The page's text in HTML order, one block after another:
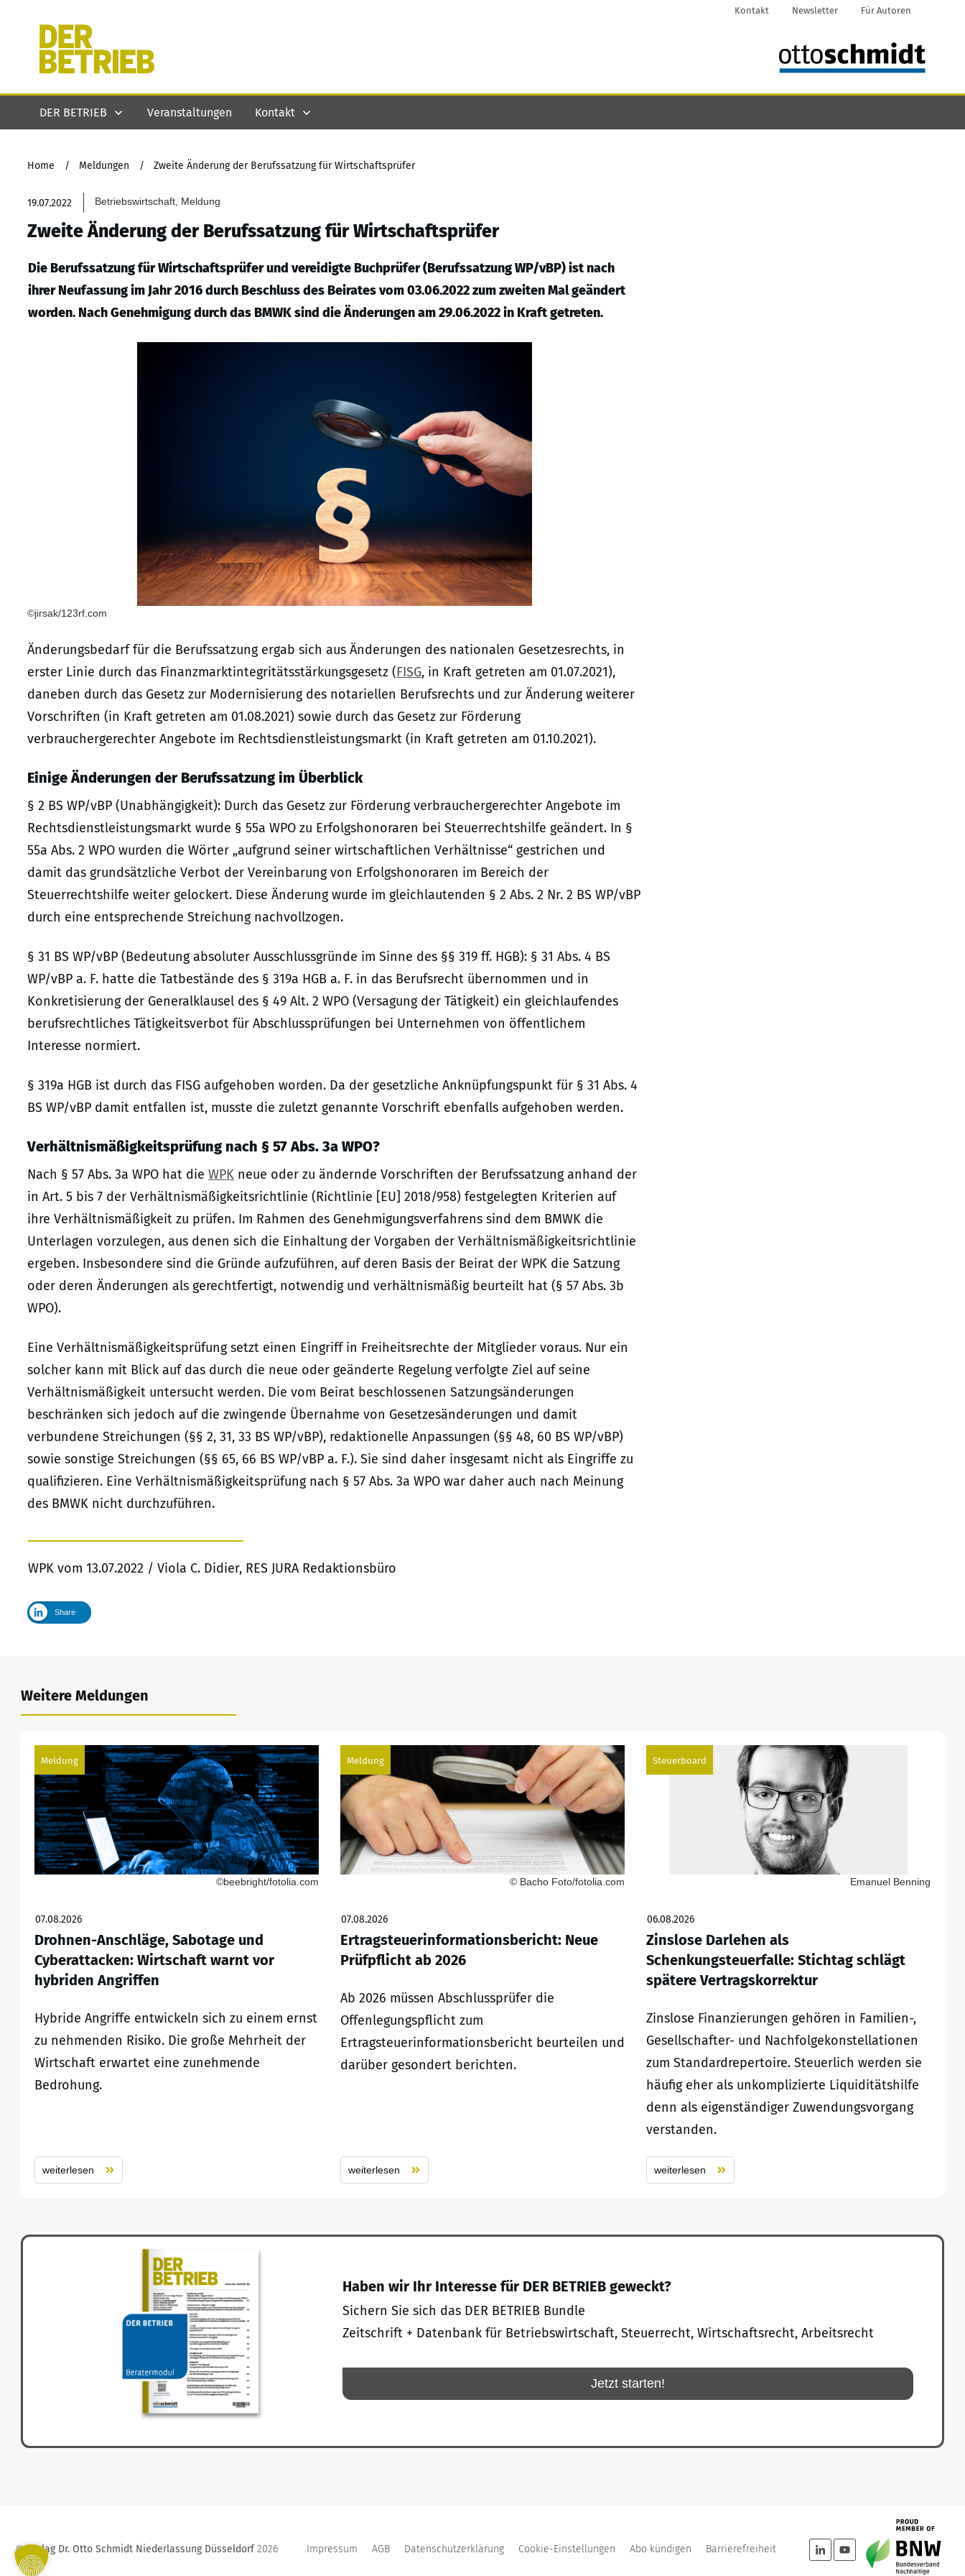
Kontakt Newsletter Für Autoren
DER BETRIEB Veranstaltungen Kontakt
Home / Meldungen / Zweite Änderung der Berufssatzung für Wirtschaftsprüfer
19.07.2022 Betriebswirtschaft, Meldung
Zweite Änderung der Berufssatzung für Wirtschaftsprüfer
Die Berufssatzung für Wirtschaftsprüfer und vereidigte Buchprüfer (Berufssatzung WP/vBP) ist nach
ihrer Neufassung im Jahr 2016 durch Beschluss des Beirates vom 03.06.2022 zum zweiten Mal geändert
worden. Nach Genehmigung durch das BMWK sind die Änderungen am 29.06.2022 in Kraft getreten.
©jirsak/123rf.com
Änderungsbedarf für die Berufssatzung ergab sich aus Änderungen des nationalen Gesetzesrechts, in
erster Linie durch das Finanzmarktintegritätsstärkungsgesetz (FISG, in Kraft getreten am 01.07.2021),
daneben durch das Gesetz zur Modernisierung des notariellen Berufsrechts und zur Änderung weiterer
Vorschriften (in Kraft getreten am 01.08.2021) sowie durch das Gesetz zur Förderung
verbrauchergerechter Angebote im Rechtsdienstleistungsmarkt (in Kraft getreten am 01.10.2021).
Einige Änderungen der Berufssatzung im Überblick
§ 2 BS WP/vBP (Unabhängigkeit): Durch das Gesetz zur Förderung verbrauchergerechter Angebote im
Rechtsdienstleistungsmarkt wurde § 55a WPO zu Erfolgshonoraren bei Steuerrechtshilfe geändert. In §
55a Abs. 2 WPO wurden die Wörter „aufgrund seiner wirtschaftlichen Verhältnisse“ gestrichen und
damit das grundsätzliche Verbot der Vereinbarung von Erfolgshonoraren im Bereich der
Steuerrechtshilfe weiter gelockert. Diese Änderung wurde im gleichlautenden § 2 Abs. 2 Nr. 2 BS WP/vBP
durch eine entsprechende Streichung nachvollzogen.
§ 31 BS WP/vBP (Bedeutung absoluter Ausschlussgründe im Sinne des §§ 319 ff. HGB): § 31 Abs. 4 BS
WP/vBP a. F. hatte die Tatbestände des § 319a HGB a. F. in das Berufsrecht übernommen und in
Konkretisierung der Generalklausel des § 49 Alt. 2 WPO (Versagung der Tätigkeit) ein gleichlaufendes
berufsrechtliches Tätigkeitsverbot für Abschlussprüfungen bei Unternehmen von öffentlichem
Interesse normiert.
§ 319a HGB ist durch das FISG aufgehoben worden. Da der gesetzliche Anknüpfungspunkt für § 31 Abs. 4
BS WP/vBP damit entfallen ist, musste die zuletzt genannte Vorschrift ebenfalls aufgehoben werden.
Verhältnismäßigkeitsprüfung nach § 57 Abs. 3a WPO?
Nach § 57 Abs. 3a WPO hat die WPK neue oder zu ändernde Vorschriften der Berufssatzung anhand der
in Art. 5 bis 7 der Verhältnismäßigkeitsrichtlinie (Richtlinie [EU] 2018/958) festgelegten Kriterien auf
ihre Verhältnismäßigkeit zu prüfen. Im Rahmen des Genehmigungsverfahrens sind dem BMWK die
Unterlagen vorzulegen, aus denen sich die Einhaltung der Vorgaben der Verhältnismäßigkeitsrichtlinie
ergeben. Insbesondere sind die Gründe aufzuführen, auf deren Basis der Beirat der WPK die Satzung
oder deren Änderungen als gerechtfertigt, notwendig und verhältnismäßig beurteilt hat (§ 57 Abs. 3b
WPO).
Eine Verhältnismäßigkeitsprüfung setzt einen Eingriff in Freiheitsrechte der Mitglieder voraus. Nur ein
solcher kann mit Blick auf das durch die neue oder geänderte Regelung verfolgte Ziel auf seine
Verhältnismäßigkeit untersucht werden. Die vom Beirat beschlossenen Satzungsänderungen
beschränken sich jedoch auf die zwingende Übernahme von Gesetzesänderungen und damit
verbundene Streichungen (§§ 2, 31, 33 BS WP/vBP), redaktionelle Anpassungen (§§ 48, 60 BS WP/vBP)
sowie sonstige Streichungen (§§ 65, 66 BS WP/vBP a. F.). Sie sind daher insgesamt nicht als Eingriffe zu
qualifizieren. Eine Verhältnismäßigkeitsprüfung nach § 57 Abs. 3a WPO war daher auch nach Meinung
des BMWK nicht durchzuführen.
WPK vom 13.07.2022 / Viola C. Didier, RES JURA Redaktionsbüro
Share
Weitere Meldungen
Meldung
©beebright/fotolia.com
07.08.2026
Drohnen-Anschläge, Sabotage und
Cyberattacken: Wirtschaft warnt vor
hybriden Angriffen
Hybride Angriffe entwickeln sich zu einem ernst
zu nehmenden Risiko. Die große Mehrheit der
Wirtschaft erwartet eine zunehmende
Bedrohung.
weiterlesen
Meldung
© Bacho Foto/fotolia.com
07.08.2026
Ertragsteuerinformationsbericht: Neue
Prüfpflicht ab 2026
Ab 2026 müssen Abschlussprüfer die
Offenlegungspflicht zum
Ertragsteuerinformationsbericht beurteilen und
darüber gesondert berichten.
weiterlesen
Steuerboard
Emanuel Benning
06.08.2026
Zinslose Darlehen als
Schenkungsteuerfalle: Stichtag schlägt
spätere Vertragskorrektur
Zinslose Finanzierungen gehören in Familien-,
Gesellschafter- und Nachfolgekonstellationen
zum Standardrepertoire. Steuerlich werden sie
häufig eher als unkomplizierte Liquiditätshilfe
denn als eigenständiger Zuwendungsvorgang
verstanden.
weiterlesen
Haben wir Ihr Interesse für DER BETRIEB geweckt?
Sichern Sie sich das DER BETRIEB Bundle
Zeitschrift + Datenbank für Betriebswirtschaft, Steuerrecht, Wirtschaftsrecht, Arbeitsrecht
Jetzt starten!
©Verlag Dr. Otto Schmidt Niederlassung Düsseldorf 2026 Impressum AGB Datenschutzerklärung Cookie-Einstellungen Abo kündigen Barrierefreiheit